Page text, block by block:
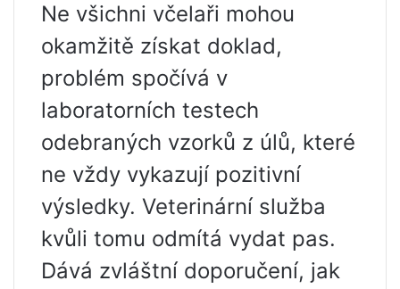
Ne všichni včelaři mohou
okamžitě získat doklad,
problém spočívá v
laboratorních testech
odebraných vzorků z úlů, které
ne vždy vykazují pozitivní
výsledky. Veterinární služba
kvůli tomu odmítá vydat pas.
Dává zvláštní doporučení, jak